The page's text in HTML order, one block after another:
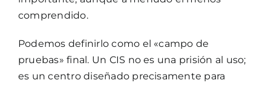
comprendido.
Podemos definirlo como el «campo de
pruebas» final. Un CIS no es una prisión al uso;
es un centro diseñado precisamente para